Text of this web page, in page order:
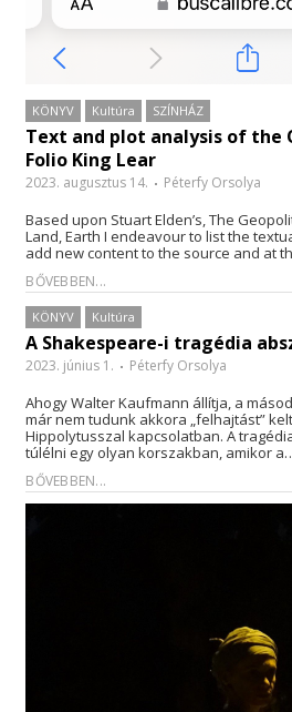
KÖNYV Kultúra SZÍNHÁZ
Text and plot analysis of the
Folio King Lear
2023. augusztus 14. Péterfy Orsolya
Based upon Stuart Elden’s, The
Land, Earth I endeavour to list the
add new content to the source and at
BŐVEBBEN...
KÖNYV Kultúra
A Shakespeare-i tragédia
2023. június 1. Péterfy Orsolya
Ahogy Walter Kaufmann állítja, a
már nem tudunk akkora „felhajtást”
Hippolytusszal kapcsolatban. A
túlélni egy olyan korszakban, amikor
BŐVEBBEN...